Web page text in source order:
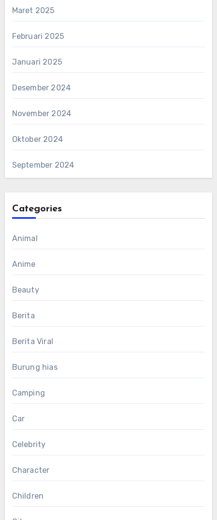
Maret 2025
Februari 2025
Januari 2025
Desember 2024
November 2024
Oktober 2024
September 2024
Categories
Animal
Anime
Beauty
Berita
Berita Viral
Burung hias
Camping
Car
Celebrity
Character
Children